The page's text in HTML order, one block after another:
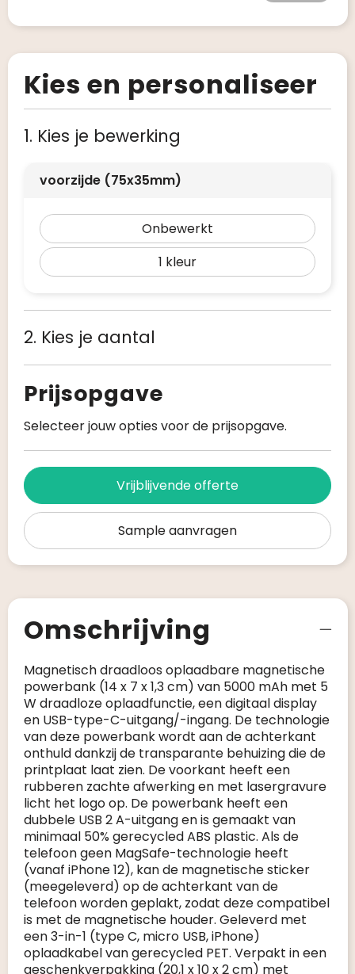
Kies en personaliseer
1. Kies je bewerking
voorzijde (75x35mm)
Onbewerkt
1
2. Kies je aantal
Prijsopgave
Selecteer jouw opties voor de prijsopgave.
Vrijblijvende offerte
Sample aanvragen
Omschrijving
Magnetisch draadloos oplaadbare magnetische
powerbank (14 x 7 x 1,3 cm) van 5000 mAh met 5
W draadloze oplaadfunctie, een digitaal display
en USB-type-C-uitgang/-ingang. De technologie
van deze powerbank wordt aan de achterkant
onthuld dankzij de transparante behuizing die de
printplaat laat zien. De voorkant heeft een
rubberen zachte afwerking en met lasergravure
licht het logo op. De powerbank heeft een
dubbele USB 2 A-uitgang en is gemaakt van
minimaal 50% gerecycled ABS plastic. Als de
telefoon geen MagSafe-technologie heeft
(vanaf iPhone 12), kan de magnetische sticker
(meegeleverd) op de achterkant van de
telefoon worden geplakt, zodat deze compatibel
is met de magnetische houder. Geleverd met
een 3-in-1 (type C, micro USB, iPhone)
oplaadkabel van gerecycled PET. Verpakt in een
geschenkverpakking (20,1 x 10 x 2 cm) met